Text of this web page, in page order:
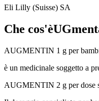
Eli Lilly (Suisse) SA
Che
AUGMENTIN 1 g per
è un medicinale soggetto a
AUGMENTIN 2 g per dose